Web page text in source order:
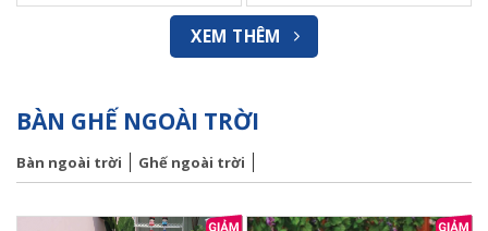
sao
XEM THÊM
BÀN GHẾ NGOÀI TRỜI
Bàn ngoài trời Ghế ngoài trời